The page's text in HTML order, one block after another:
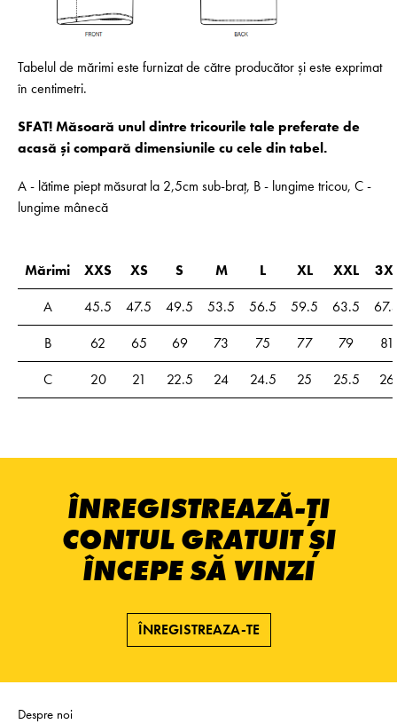
Tabelul de mărimi este furnizat de către producător și este exprimat
în centimetri.
SFAT! Măsoară unul dintre tricourile tale preferate de
acasă și compară dimensiunile cu cele din tabel.
A - lătime piept măsurat la 2,5cm sub-braț, B - lungime tricou, C -
lungime mânecă
Mărimi XXS XS S M L XL XXL
A
45.5 47.5 49.5 53.5 56.5 59.5 63.5
B
62 65 69 73 75 77 79
81
C
20 21 22.5 24 24.5 25 25.5 26
ÎNREGISTREAZĂ-ȚI
CONTUL GRATUIT ȘI
ÎNCEPE SĂ VINZI
ÎNREGISTREAZA-TE
Despre noi